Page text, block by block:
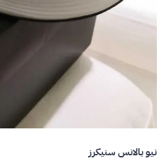
نيو بالانس سنيكرز